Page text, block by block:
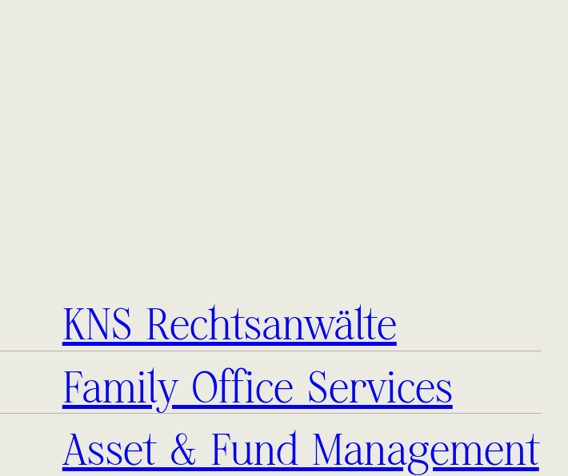
KNS Rechtsanwälte
Family Office Services
Asset & Fund Management